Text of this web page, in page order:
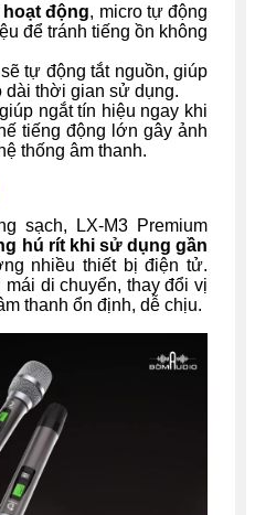
động, micro tự động
để tránh tiếng ồn không
tự động tắt nguồn, giúp
dài thời gian sử dụng.
ngắt tín hiệu ngay khi
tiếng động lớn gây ảnh
thống âm thanh.
sạch, LX-M3 Premium
hú rít khi sử dụng gần
nhiều thiết bị điện tử.
di chuyển, thay đổi vị
thanh ổn định, dễ chịu.